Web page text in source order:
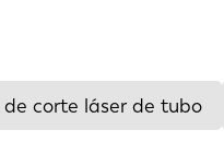
corte láser de tubo